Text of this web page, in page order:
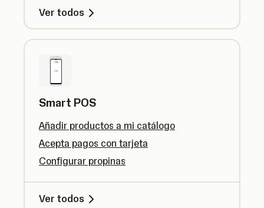
Ver todos
Smart POS
Añadir productos a mi catálogo
Acepta pagos con tarjeta
Configurar propinas
Ver todos